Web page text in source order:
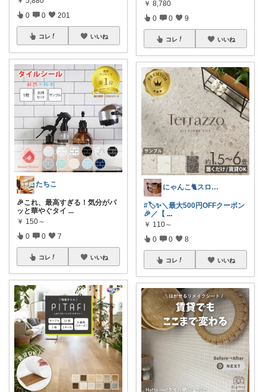
0 0 201
コレ いいね
たちこ
🎉これ、最高すぎる！気分がパ
ッと華やぐタイ ...
￥ 150～
0 0 7
コレ いいね
￥ 8,780
0 0 9
コレ いいね
にゃんこ🐈スローです🐢💦
#🏷️✨＼最大500円OFFクーポン
🎉／【 ...
￥ 110～
0 0 8
コレ いいね